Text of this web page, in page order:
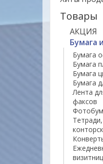
Товары
АКЦИЯ
Бумага
Бумага
Бумага
Бумага
Бумага
Лента
факсов